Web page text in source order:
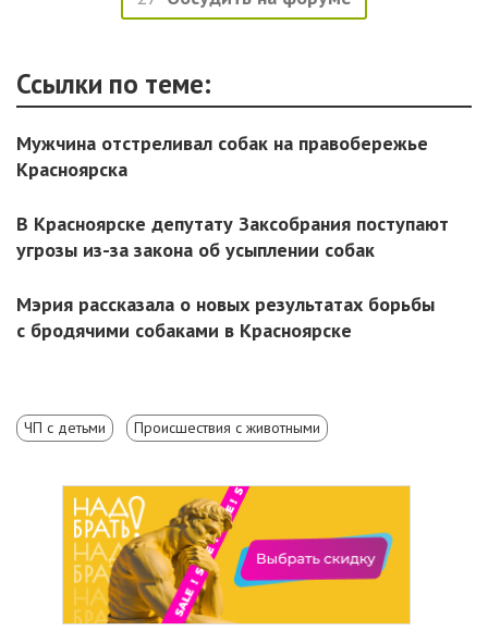
Ссылки по теме:
Мужчина отстреливал собак на правобережье
Красноярска
В Красноярске депутату Заксобрания поступают
угрозы из-за закона об усыплении собак
Мэрия рассказала о новых результатах борьбы
с бродячими собаками в Красноярске
ЧП с детьми Происшествия с животными